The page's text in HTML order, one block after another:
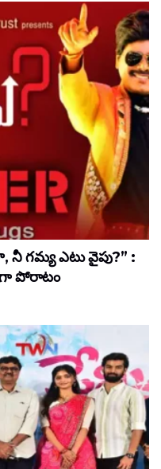
గమ్య ఎటు వైపు?” :
పోరాటం